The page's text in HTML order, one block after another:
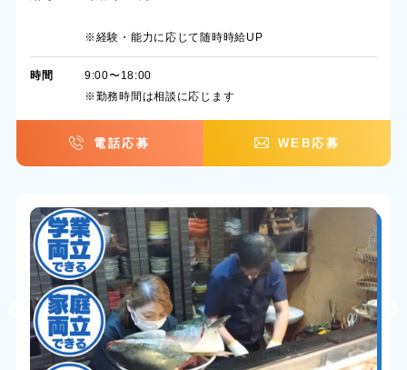
※経験・能力に応じて随時時給UP
時間
9:00〜18:00
※勤務時間は相談に応じます
電話応募 WEB応募